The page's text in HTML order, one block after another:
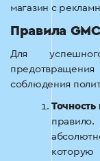
магазин с
Правила GMC
Для
соблюдения
Точность